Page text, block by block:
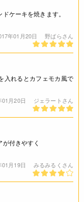
ケーキを焼きます。
年01月20日 野ばらさん
入れるとカフェモカ風で
01月20日 ジェラートさん
付きやすく
01月19日 みるみるくさん